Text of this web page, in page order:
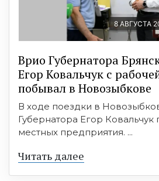
8 АВГУСТА
Врио Губернатора
Егор Ковальчук с
побывал в Новозыбкове
В ходе поездки в
Губернатора Егор Ковальчук
местных предприятия. ...
Читать далее